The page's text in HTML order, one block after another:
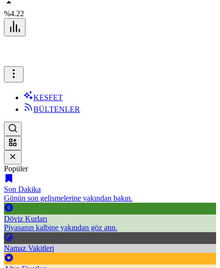
%4.22
KEŞFET
BÜLTENLER
Popüler
Son Dakika
Günün son gelişmelerine yakından bakın.
Döviz Kurları
Piyasanın kalbine yakından göz atın.
Namaz Vakitleri